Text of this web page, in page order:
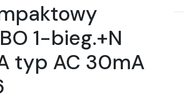
1-bieg.+N
typ AC 30mA